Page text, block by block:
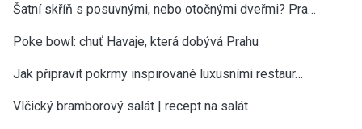
Šatní skříň s posuvnými, nebo otočnými dveřmi? Pra…
Poke bowl: chuť Havaje, která dobývá Prahu
Jak připravit pokrmy inspirované luxusními restaur…
Vlčický bramborový salát | recept na salát